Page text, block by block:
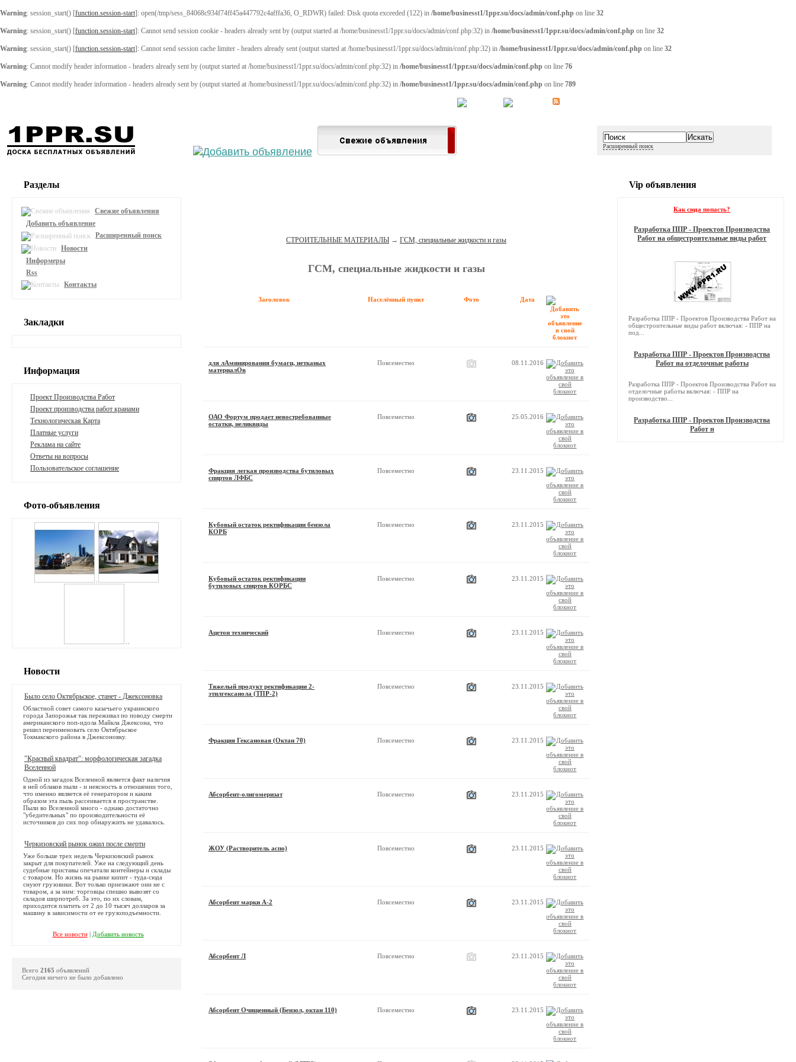
Warning: session_start() [function.session-start]: open(/tmp/sess_84068c934f74ff45a447792c4afffa36, O_RDWR) failed: Disk quota exceeded (122) in /home/businesst1/1ppr.su/docs/admin/conf.php on line 32
Warning: session_start() [function.session-start]: Cannot send session cookie - headers already sent by (output started at /home/businesst1/1ppr.su/docs/admin/conf.php:32) in /home/businesst1/1ppr.su/docs/admin/conf.php on line 32
Warning: session_start() [function.session-start]: Cannot send session cache limiter - headers already sent (output started at /home/businesst1/1ppr.su/docs/admin/conf.php:32) in /home/businesst1/1ppr.su/docs/admin/conf.php on line 32
Warning: Cannot modify header information - headers already sent by (output started at /home/businesst1/1ppr.su/docs/admin/conf.php:32) in /home/businesst1/1ppr.su/docs/admin/conf.php on line 76
Warning: Cannot modify header information - headers already sent by (output started at /home/businesst1/1ppr.su/docs/admin/conf.php:32) in /home/businesst1/1ppr.su/docs/admin/conf.php on line 789
Расширенный поиск
СТРОИТЕЛЬНЫЕ МАТЕРИАЛЫ →ГСМ, специальные жидкости и газы
ГСМ, специальные жидкости и газы
Заголовок Дата
Фото
Населённый пункт
для лАминирования бумаги, нетканых
материалОв
08.11.2016
Повсеместно
ОАО Фортум продает невостребованные
остатки, неликвиды
25.05.2016
Повсеместно
Фракция легкая производства бутиловых
спиртов ЛФБС
23.11.2015
Повсеместно
Кубовый остаток ректификации бензола
КОРБ
23.11.2015
Повсеместно
Кубовый остаток ректификации
бутиловых спиртов КОРБС
23.11.2015
Повсеместно
Ацетон технический 23.11.2015
Повсеместно
Тяжелый продукт ректификации 2-
этилгексанола (ТПР-2)
23.11.2015
Повсеместно
Фракция Гексановая (Октан 70) 23.11.2015
Повсеместно
Абсорбент-олигомеризат 23.11.2015
Повсеместно
ЖОУ (Растворитель аспо) 23.11.2015
Повсеместно
Абсорбент марки А-2 23.11.2015
Повсеместно
Абсорбент Л 23.11.2015
Повсеместно
Абсорбент Очищенный (Бензол, октан 110) 23.11.2015
Повсеместно
Разделы
Свежие объявления
Добавить объявление
Расширенный поиск
Новости
Информеры
Rss
Контакты
Закладки
Информация
Проект Производства Работ
Проект производства работ кранами
Технологическая Карта
Платные услуги
Реклама на сайте
Ответы на вопросы
Пользовательское соглашение
Фото-объявления
Новости
Было село Октябрьское, станет - Джексоновка
Областной совет самого казачьего украинского
города Запорожья так переживал по поводу смерти
американского поп-идола Майкла Джексона, что
решил переименовать село Октябрьское
Токмакского района в Джексоновку.
"Красный квадрат": морфологическая загадка
Вселенной
Одной из загадок Вселенной является факт наличия
в ней облаков пыли - и неясность в отношении того,
что именно является её генератором и каким
образом эта пыль рассеивается в пространстве.
Пыли во Вселенной много - однако достаточно
"убедительных" по производительности её
источников до сих пор обнаружить не удавалось.
Черкизовский рынок ожил после смерти
Уже больше трех недель Черкизовский рынок
закрыт для покупателей. Уже на следующий день
судебные приставы опечатали контейнеры и склады
с товаром. Но жизнь на рынке кипит - туда-сюда
снуют грузовики. Вот только приезжают они не с
товаром, а за ним: торговцы спешно вывозят со
складов ширпотреб. За это, по их словам,
приходится платить от 2 до 10 тысяч долларов за
машину в зависимости от ее грузоподъемности.
Все новости| Добавить новость
Всего 2165 объявлений
Сегодня ничего не было добавлено
Vip объявления
Как сюда попасть?
Разработка ППР - Проектов Производства
Работ на общестроительные виды работ
Разработка ППР - Проектов Производства Работ на
общестроительные виды работ включая: - ППР на
под...
Разработка ППР - Проектов Производства
Работ на отделочные работы
Разработка ППР - Проектов Производства Работ на
отделочные работы включая: - ППР на
производство...
Разработка ППР - Проектов Производства
Работ н